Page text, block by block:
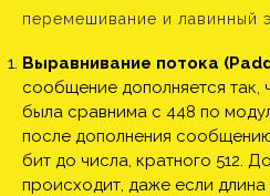
перемешивание и лавинный
Выравнивание потока
сообщение дополняется так,
была сравнима с 448 по
после дополнения
бит до числа, кратного 512.
происходит, даже если